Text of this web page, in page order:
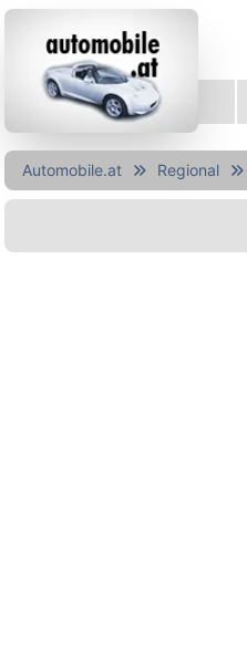
Automobile.at Regional